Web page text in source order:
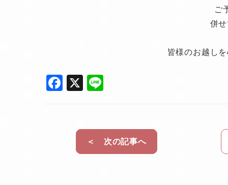
ご
併
皆様のお越し
F
X
＜ 次の記事へ